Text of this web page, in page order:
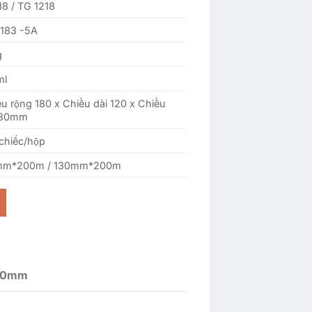
/ TG ​​​​1218
-5A
rộng 180 x Chiều dài 120 x Chiều
hộp
/ 130mm*200m